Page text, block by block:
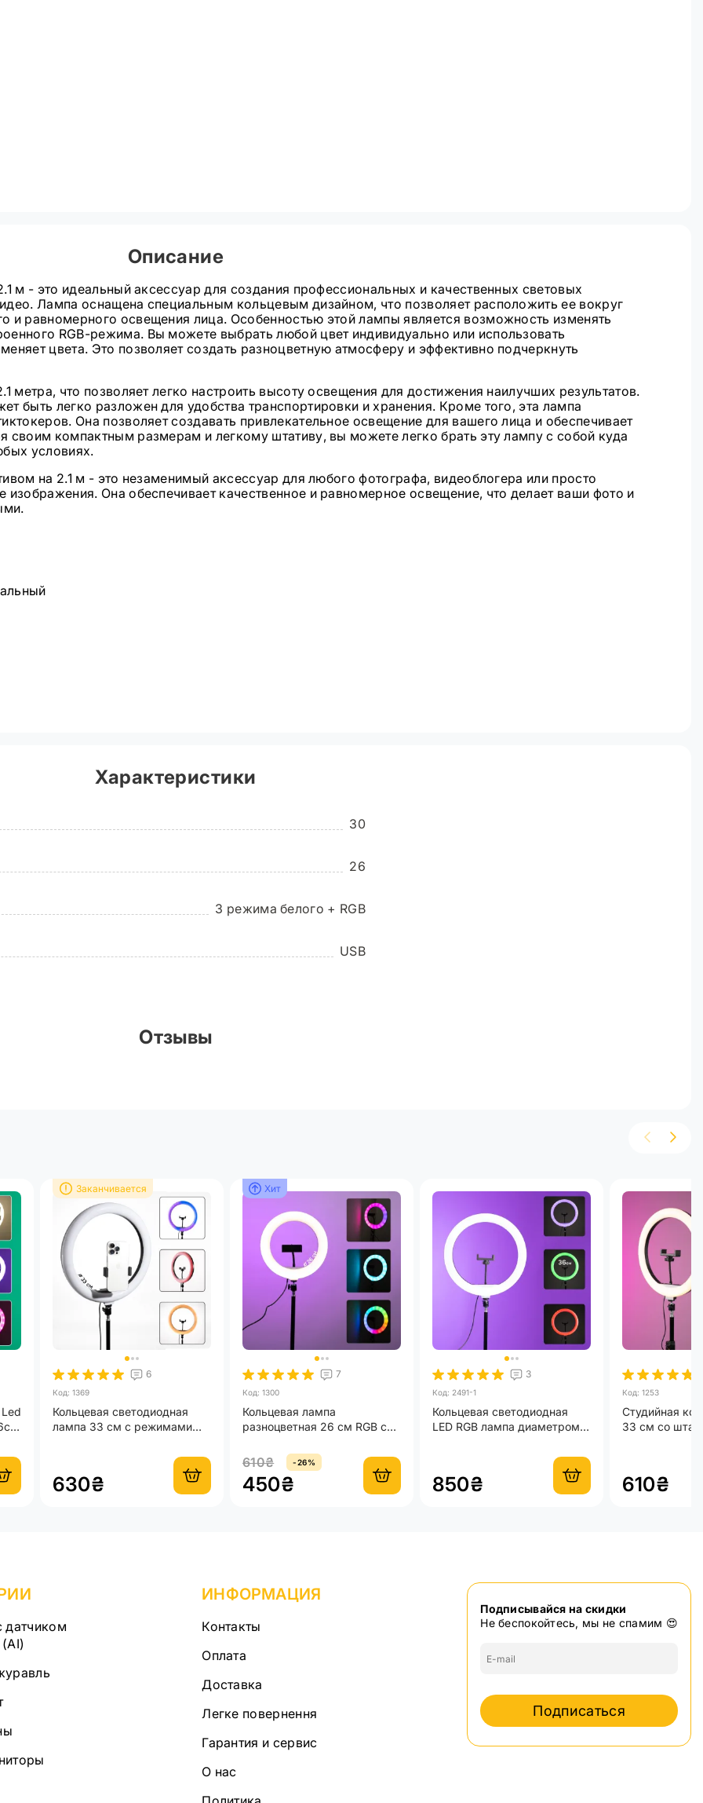
Описание
м - это идеальный аксессуар для создания профессиональных и качественных световых
Лампа оснащена специальным кольцевым дизайном, что позволяет расположить ее вокруг
и равномерного освещения лица. Особенностью этой лампы является возможность изменять
RGB-режима. Вы можете выбрать любой цвет индивидуально или использовать
цвета. Это позволяет создать разноцветную атмосферу и эффективно подчеркнуть
метра, что позволяет легко настроить высоту освещения для достижения наилучших результатов.
быть легко разложен для удобства транспортировки и хранения. Кроме того, эта лампа
Она позволяет создавать привлекательное освещение для вашего лица и обеспечивает
своим компактным размерам и легкому штативу, вы можете легко брать эту лампу с собой куда
условиях.
на 2.1 м - это незаменимый аксессуар для любого фотографа, видеоблогера или просто
изображения. Она обеспечивает качественное и равномерное освещение, что делает ваши фото и
сети 220
Характеристики
30
26
3 режима белого + RGB
USB
6 месяцев
Отзывы
Заканчивается Заканчивается
6
Код: 1369
Кольцевая светодиодная
лампа 33 см с режимами
630₴
Хит
7
Код: 1300
Кольцевая лампа
разноцветная 26 см RGB со
610₴ -26%
450₴
3
Код: 2491-1
Кольцевая светодиодная
LED RGB лампа диаметром
850₴
Код: 1253
Студийная
33 см со
610₴
датчиком
ИНФОРМАЦИЯ
Контакты
Оплата
Доставка
Легке повернення
Гарантия и сервис
О нас
Подписывайся на скидки
Не беспокойтесь, мы не спамим 😍
Подписаться